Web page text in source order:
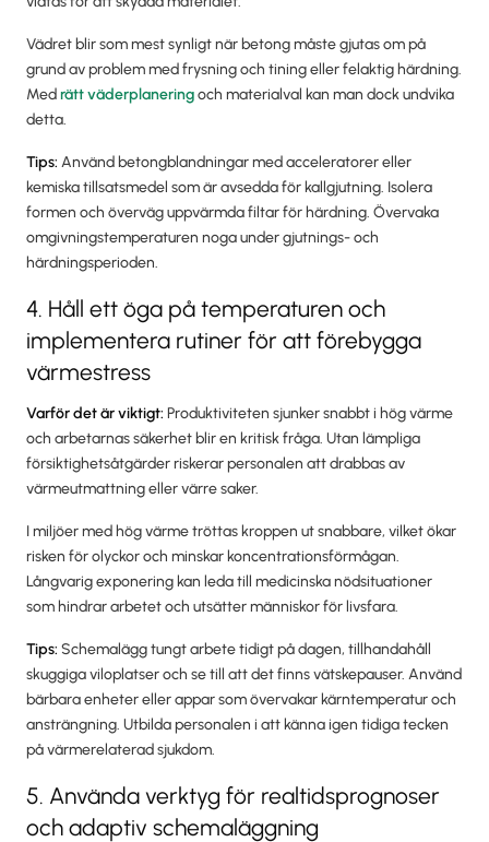
Vädret blir som mest synligt när betong måste gjutas om på
grund av problem med frysning och tining eller felaktig härdning.
Medrätt väderplaneringoch materialval kan man dock undvika
detta.
Tips: Använd betongblandningar med acceleratorer eller
kemiska tillsatsmedel som är avsedda för kallgjutning. Isolera
formen och överväg uppvärmda filtar för härdning. Övervaka
omgivningstemperaturen noga under gjutnings- och
härdningsperioden.
4. Håll ett öga på temperaturen och
implementera rutiner för att förebygga
värmestress
Varför det är viktigt: Produktiviteten sjunker snabbt i hög värme
och arbetarnas säkerhet blir en kritisk fråga. Utan lämpliga
försiktighetsåtgärder riskerar personalen att drabbas av
värmeutmattning eller värre saker.
I miljöer med hög värme tröttas kroppen ut snabbare, vilket ökar
risken för olyckor och minskar koncentrationsförmågan.
Långvarig exponering kan leda till medicinska nödsituationer
som hindrar arbetet och utsätter människor för livsfara.
Tips: Schemalägg tungt arbete tidigt på dagen, tillhandahåll
skuggiga viloplatser och se till att det finns vätskepauser. Använd
bärbara enheter eller appar som övervakar kärntemperatur och
ansträngning. Utbilda personalen i att känna igen tidiga tecken
på värmerelaterad sjukdom.
5. Använda verktyg för realtidsprognoser
och adaptiv schemaläggning